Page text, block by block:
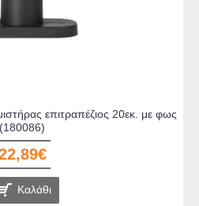
επιτραπέζιος 20εκ. με φως
(180086)
Καλάθι